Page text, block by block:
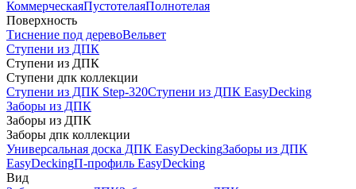
КоммерческаяПустотелаяПолнотелая
Поверхность
Тиснение под деревоВельвет
Ступени из ДПК
Ступени из ДПК
Ступени дпк коллекции
Ступени из ДПК Step-320Ступени из ДПК EasyDecking
Заборы из ДПК
Заборы из ДПК
Заборы дпк коллекции
Универсальная доска ДПК EasyDeckingЗаборы из ДПК
EasyDeckingП-профиль EasyDecking
Вид